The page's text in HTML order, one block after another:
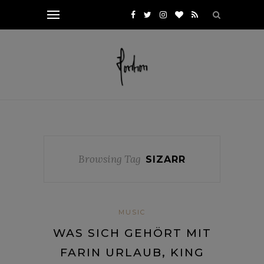
Browsing Tag SIZARR
MUSIC
WAS SICH GEHÖRT MIT
FARIN URLAUB, KING